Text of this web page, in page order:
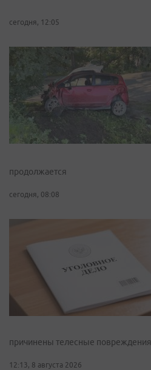
сегодня, 12:05
продолжается
сегодня, 08:08
причинены телесные повреждения
12:13, 8 августа 2026